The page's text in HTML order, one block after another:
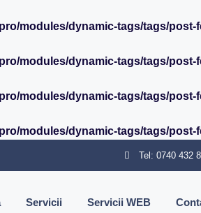
modules/dynamic-tags/tags/post-
modules/dynamic-tags/tags/post-
modules/dynamic-tags/tags/post-
modules/dynamic-tags/tags/post-
Tel: 0740 432
Servicii Servicii WEB